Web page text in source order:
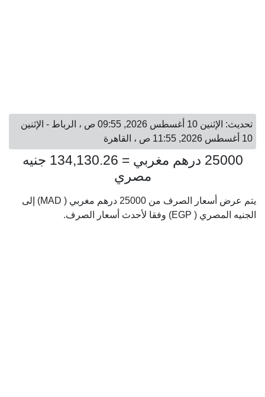
تحديث: الإثنين 10 أغسطس 2026, 09:55 ص ، الرباط - الإثنين
10 أغسطس 2026, 11:55 ص ، القاهرة
25000 درهم مغربي = 134,130.26 جنيه
مصري
يتم عرض أسعار الصرف من 25000 درهم مغربي ( MAD) إلى
الجنيه المصري ( EGP) وفقا لأحدث أسعار الصرف.